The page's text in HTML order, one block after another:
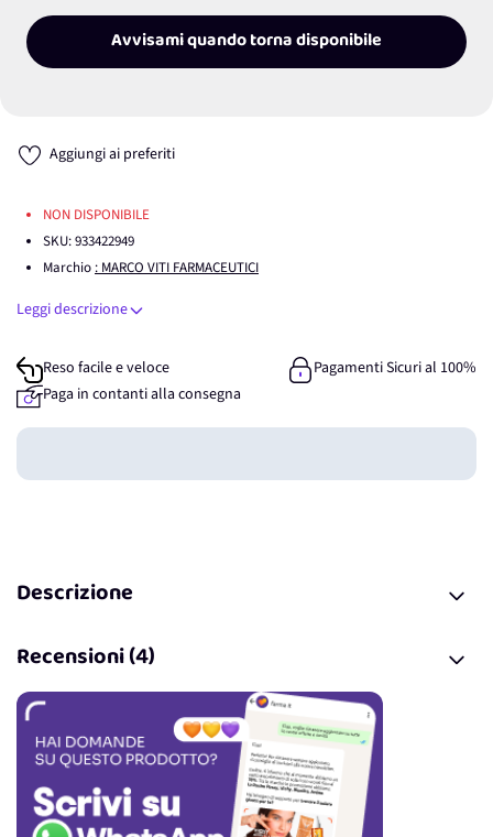
Avvisami quando torna disponibile
Aggiungi ai preferiti
NON DISPONIBILE
SKU:933422949
Marchio : MARCO VITI FARMACEUTICI
Leggi descrizione
Reso facile e veloce
Pagamenti Sicuri al 100%
Paga in contanti alla consegna
Guadagna
Descrizione
Recensioni (4)